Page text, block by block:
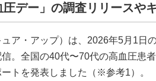
デー」の調査リリースや
ア・アップ）は、2026年5月1日
。全国の40代〜70代の高血圧患
トを発表しました（※参考1）。